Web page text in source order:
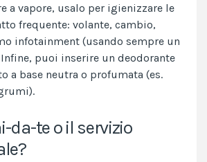
a vapore, usalo per igienizzare le
frequente: volante, cambio,
infotainment (usando sempre un
puoi inserire un deodorante
a base neutra o profumata (es.
da-te o il servizio